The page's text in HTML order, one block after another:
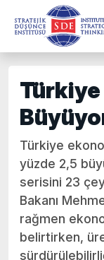
Türkiye
yüzde 2,5
serisini 23
Bakanı
rağmen
belirtirken,